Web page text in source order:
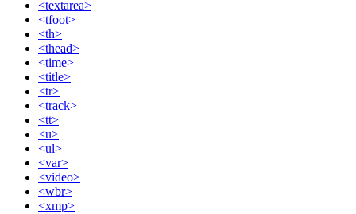
<textarea>
<tfoot>
<th>
<thead>
<time>
<title>
<tr>
<track>
<tt>
<u>
<ul>
<var>
<video>
<wbr>
<xmp>